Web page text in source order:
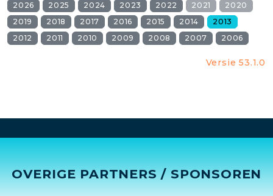
2026 2025 2024 2023 2022 2021
2020
2019
2018 2017 2016 2015 2014
2013
2012
2011 2010 2009 2008 2007 2006
Versie 53.1.0
OVERIGE PARTNERS / SPONSOREN